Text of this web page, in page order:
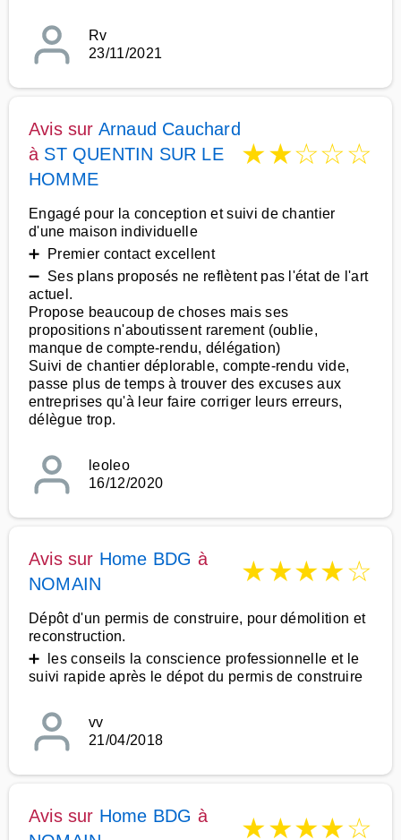
Rv
23/11/2021
Avis sur Arnaud Cauchard
à ST QUENTIN SUR LE
HOMME
★★☆☆☆
Engagé pour la conception et suivi de chantier
d'une maison individuelle
➕ Premier contact excellent
➖ Ses plans proposés ne reflètent pas l'état de l'art
actuel.
Propose beaucoup de choses mais ses
propositions n'aboutissent rarement (oublie,
manque de compte-rendu, délégation)
Suivi de chantier déplorable, compte-rendu vide,
passe plus de temps à trouver des excuses aux
entreprises qu'à leur faire corriger leurs erreurs,
délègue trop.
leoleo
16/12/2020
Avis sur Home BDG à
NOMAIN
★★★★☆
Dépôt d'un permis de construire, pour démolition et
reconstruction.
➕ les conseils la conscience professionnelle et le
suivi rapide après le dépot du permis de construire
vv
21/04/2018
Avis sur Home BDG à
★★★★☆